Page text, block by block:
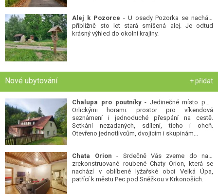
Alej k Pozorce - U osady Pozorka se nachází
přibližně sto let stará smíšená alej. Je odtud
krásný výhled do okolní krajiny.
Nové ubytování + přidat
Chalupa pro poutníky- Jedinečné místo pod
Orlickými horami: prostor pro víkendová
seznámení i jednoduché přespání na cestě.
Setkání nezadaných, sdílení, ticho i oheň.
Otevřeno jednotlivcům, dvojicím i skupinám...
Chata Orion - Srdečně Vás zveme do naší
zrekonstruované roubené Chaty Orion, která se
nachází v oblíbené lyžařské obci Velká Úpa,
patřící k městu Pec pod Sněžkou v Krkonoších.